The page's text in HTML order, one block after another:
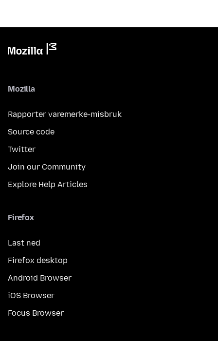
Mozilla
Rapporter varemerke-misbruk
Source code
Twitter
Join our Community
Explore Help Articles
Firefox
Last ned
Firefox desktop
Android Browser
iOS Browser
Focus Browser